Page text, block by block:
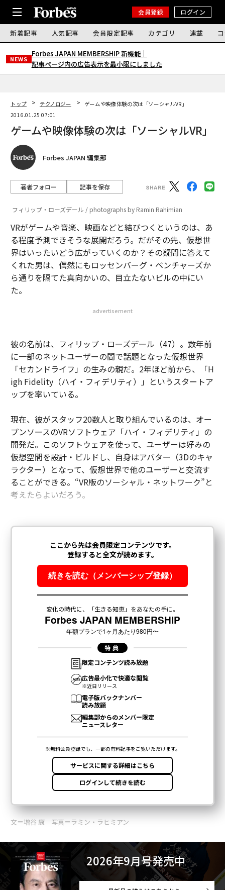
会員登録 ログイン
新着記事 人気記事 会員限定記事 カテゴリ 連載
NEWS
Forbes JAPAN MEMBERSHIP 新機能｜
記事ページ内の広告表示を最小限にしました
トップ テクノロジー
ゲームや映像体験の次は「ソーシャルVR」
2016.01.25 07:01
ゲームや映像体験の次は「ソーシャルVR」
Forbes JAPAN 編集部
著者フォロー 記事を保存
フィリップ・ローズデール / photographs by Ramin Rahimian
VRがゲームや音楽、映画などと結びつくというのは、あ
る程度予測できそうな展開だろう。だがその先、仮想世
界はいったいどう広がっていくのか？その疑問に答えて
くれた男は、偶然にもロッセンバーグ・ベンチャーズか
ら通りを隔てた真向かいの、目立たないビルの中にい
た。
advertisement
彼の名前は、フィリップ・ローズデール（47）。数年前
に一部のネットユーザーの間で話題となった仮想世界
「セカンドライフ」の生みの親だ。2年ほど前から、「H
igh Fidelity（ハイ・フィデリティ）」というスタートア
ップを率いている。
現在、彼がスタッフ20数人と取り組んでいるのは、オー
プンソースのVRソフトウェア「ハイ・フィデリティ」の
開発だ。このソフトウェアを使って、ユーザーは好みの
仮想空間を設計・ビルドし、自身はアバター（3Dのキャ
ラクター）となって、仮想世界で他のユーザーと交流す
ることができる。“VR版のソーシャル・ネットワーク”と
考えたらよいだろう。
文＝増谷 康 写真＝ラミン・ラヒミアン
2026年9月号発売中